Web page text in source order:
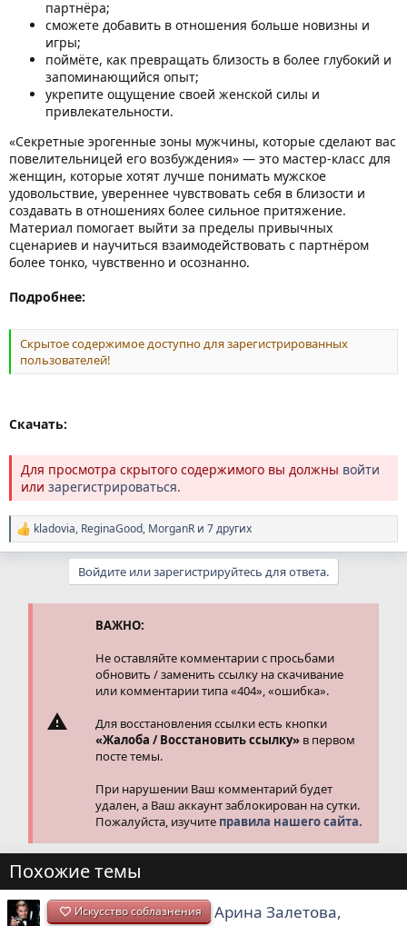
партнёра;
сможете добавить в отношения больше новизны и
игры;
поймёте, как превращать близость в более глубокий и
запоминающийся опыт;
укрепите ощущение своей женской силы и
привлекательности.
«Секретные эрогенные зоны мужчины, которые сделают вас
повелительницей его возбуждения» — это мастер-класс для
женщин, которые хотят лучше понимать мужское
удовольствие, увереннее чувствовать себя в близости и
создавать в отношениях более сильное притяжение.
Материал помогает выйти за пределы привычных
сценариев и научиться взаимодействовать с партнёром
более тонко, чувственно и осознанно.
Подробнее:
Скрытое содержимое доступно для зарегистрированных
пользователей!
Скачать:
Для просмотра скрытого содержимого вы должны войти
или зарегистрироваться.
Р
е
kladovia, ReginaGood, MorganR и 7 других
Войдите или зарегистрируйтесь для ответа.
ВАЖНО:
Не оставляйте комментарии с просьбами
обновить / заменить ссылку на скачивание
или комментарии типа «404», «ошибка».
Для восстановления ссылки есть кнопки
«Жалоба / Восстановить ссылку» в первом
посте темы.
При нарушении Ваш комментарий будет
удален, а Ваш аккаунт заблокирован на сутки.
Пожалуйста, изучите правила нашего сайта.
Похожие темы
Искусство соблазнения
Арина Залетова,